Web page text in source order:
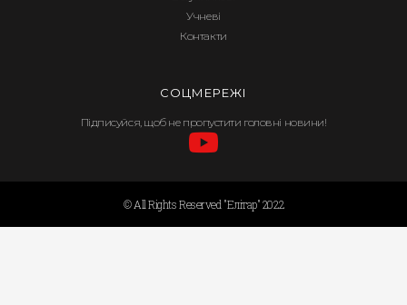
Учневі
Контакти
СОЦМЕРЕЖІ
Підписуйся, щоб не пропустити головні новини!
© All Rights Reserved "Елітар" 2022